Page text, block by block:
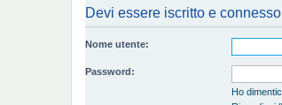
Devi essere iscritto e
Nome utente:
Password:
Ho